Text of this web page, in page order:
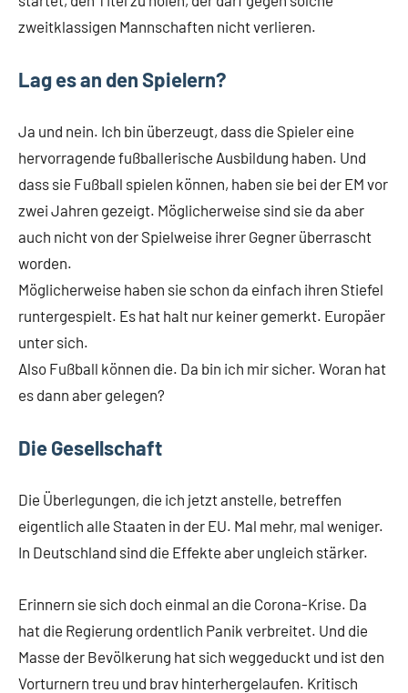
zweitklassigen Mannschaften nicht verlieren.
Lag es an den Spielern?
Ja und nein. Ich bin überzeugt, dass die Spieler eine
hervorragende fußballerische Ausbildung haben. Und
dass sie Fußball spielen können, haben sie bei der EM vor
zwei Jahren gezeigt. Möglicherweise sind sie da aber
auch nicht von der Spielweise ihrer Gegner überrascht
worden.
Möglicherweise haben sie schon da einfach ihren Stiefel
runtergespielt. Es hat halt nur keiner gemerkt. Europäer
unter sich.
Also Fußball können die. Da bin ich mir sicher. Woran hat
es dann aber gelegen?
Die Gesellschaft
Die Überlegungen, die ich jetzt anstelle, betreffen
eigentlich alle Staaten in der EU. Mal mehr, mal weniger.
In Deutschland sind die Effekte aber ungleich stärker.
Erinnern sie sich doch einmal an die Corona-Krise. Da
hat die Regierung ordentlich Panik verbreitet. Und die
Masse der Bevölkerung hat sich weggeduckt und ist den
Vorturnern treu und brav hinterhergelaufen. Kritisch